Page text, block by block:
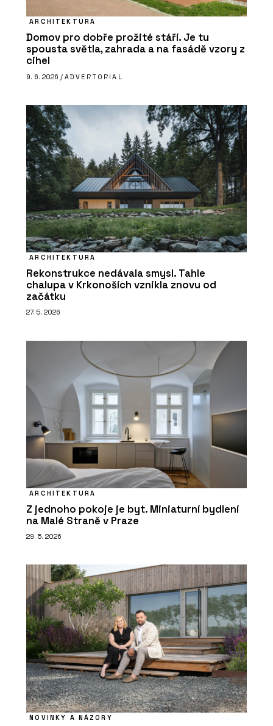
ARCHITEKTURA
Domov pro dobře prožité stáří. Je tu
spousta světla, zahrada a na fasádě vzory z
cihel
9. 6. 2026 / ADVERTORIAL
ARCHITEKTURA
Rekonstrukce nedávala smysl. Tahle
chalupa v Krkonoších vznikla znovu od
začátku
27. 5. 2026
ARCHITEKTURA
Z jednoho pokoje je byt. Miniaturní bydlení
na Malé Straně v Praze
29. 5. 2026
NOVINKY A NÁZORY